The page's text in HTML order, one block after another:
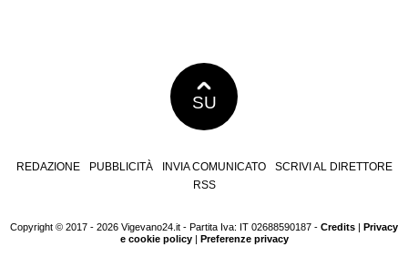
SU
REDAZIONE PUBBLICITÀ INVIA COMUNICATO
SCRIVI AL DIRETTORE
RSS
Copyright © 2017 - 2026 Vigevano24.it - Partita Iva: IT 02688590187 - Credits | Privacy
e cookie policy| Preferenze privacy